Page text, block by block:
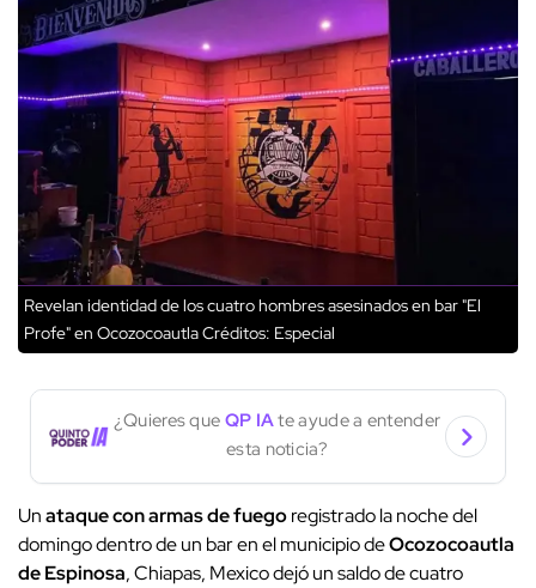
Revelan identidad de los cuatro hombres asesinados en bar "El
Profe" en OcozocoautlaCréditos: Especial
¿Quieres que QP IAte ayude a entender
esta noticia?
Unataque con armas de fuegoregistrado la noche del
domingo dentro de un bar en el municipio deOcozocoautla
de Espinosa, Chiapas, Mexico dejó un saldo de cuatro